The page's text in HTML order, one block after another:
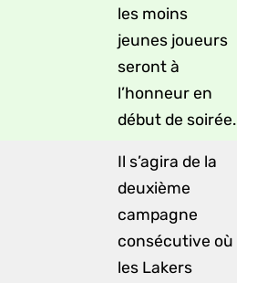
les moins
jeunes joueurs
seront à
l’honneur en
début de soirée.
Il s’agira de la
deuxième
campagne
consécutive où
les Lakers